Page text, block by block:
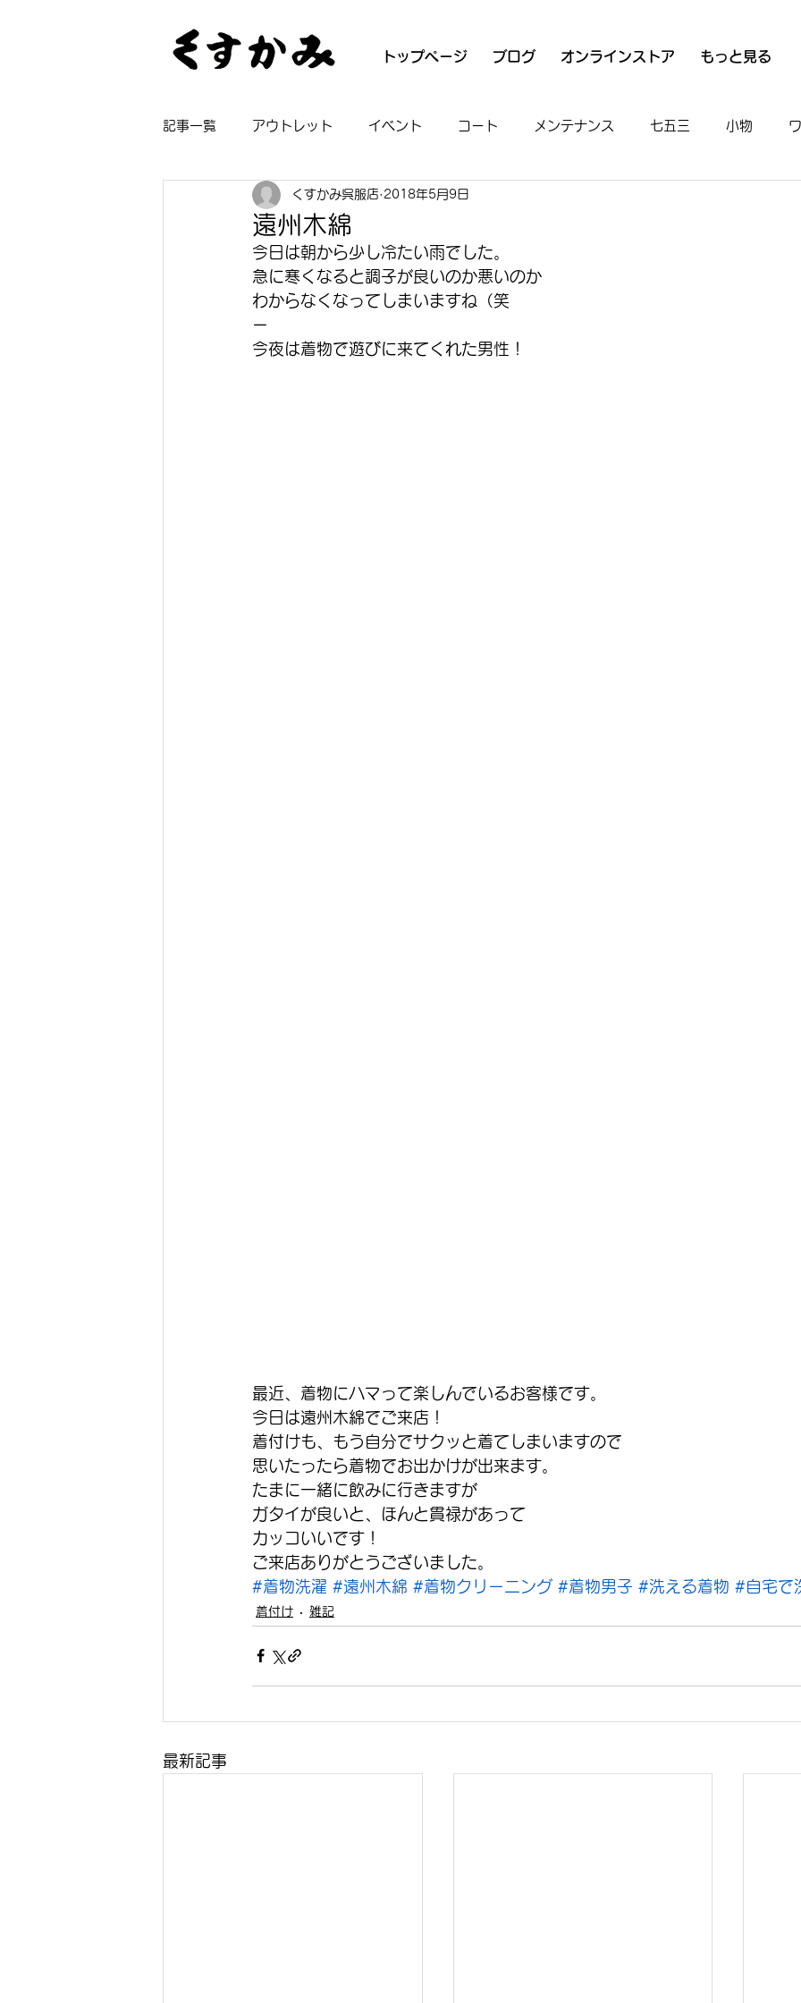
トップページ ブログ オンラインストア もっと見る
記事一覧 アウトレット イベント コート メンテナンス 七五三 小物
着物 長襦袢 浴衣 魚河岸シャツ
遠州木綿
くすかみ呉服店 2018年5月9日
今日は朝から少し冷たい雨でした。
急に寒くなると調子が良いのか悪いのか
わからなくなってしまいますね（笑
ー
今夜は着物で遊びに来てくれた男性！
最近、着物にハマって楽しんでいるお客様です。
今日は遠州木綿でご来店！
着付けも、もう自分でサクッと着てしまいますので
思いたったら着物でお出かけが出来ます。
たまに一緒に飲みに行きますが
ガタイが良いと、ほんと貫禄があって
カッコいいです！
ご来店ありがとうございました。
#着物洗濯 #遠州木綿 #着物クリーニング #着物男子 #洗える着物 #自宅で
着付け 雑記
最新記事